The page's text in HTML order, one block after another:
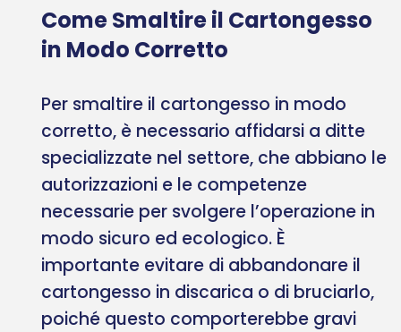
Come Smaltire il Cartongesso
in Modo Corretto
Per smaltire il cartongesso in modo
corretto, è necessario affidarsi a ditte
specializzate nel settore, che abbiano le
autorizzazioni e le competenze
necessarie per svolgere l’operazione in
modo sicuro ed ecologico. È
importante evitare di abbandonare il
cartongesso in discarica o di bruciarlo,
poiché questo comporterebbe gravi